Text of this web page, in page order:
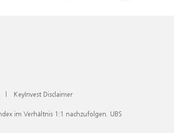
| KeyInvest Disclaimer
im Verhältnis 1:1 nachzufolgen. UBS